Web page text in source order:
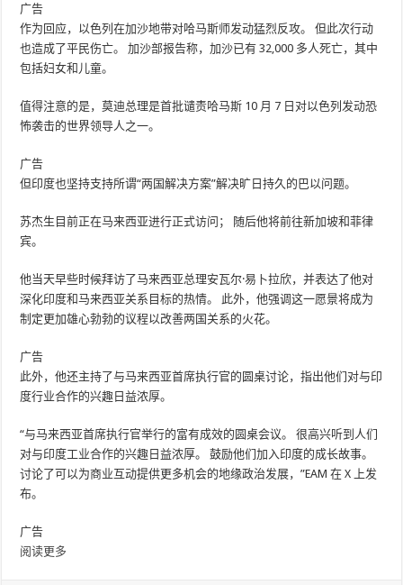
广告
作为回应，以色列在加沙地带对哈马斯师发动猛烈反攻。 但此次行动
也造成了平民伤亡。 加沙部报告称，加沙已有 32,000 多人死亡，其中
包括妇女和儿童。
值得注意的是，莫迪总理是首批谴责哈马斯 10 月 7 日对以色列发动恐
怖袭击的世界领导人之一。
广告
但印度也坚持支持所谓“两国解决方案”解决旷日持久的巴以问题。
苏杰生目前正在马来西亚进行正式访问； 随后他将前往新加坡和菲律
宾。
他当天早些时候拜访了马来西亚总理安瓦尔·易卜拉欣，并表达了他对
深化印度和马来西亚关系目标的热情。 此外，他强调这一愿景将成为
制定更加雄心勃勃的议程以改善两国关系的火花。
广告
此外，他还主持了与马来西亚首席执行官的圆桌讨论，指出他们对与印
度行业合作的兴趣日益浓厚。
“与马来西亚首席执行官举行的富有成效的圆桌会议。 很高兴听到人们
对与印度工业合作的兴趣日益浓厚。 鼓励他们加入印度的成长故事。
讨论了可以为商业互动提供更多机会的地缘政治发展，”EAM 在 X 上发
布。
广告
阅读更多